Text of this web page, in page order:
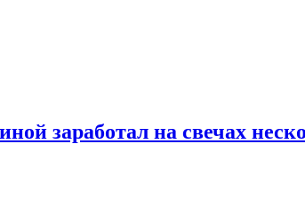
заработал на свечах